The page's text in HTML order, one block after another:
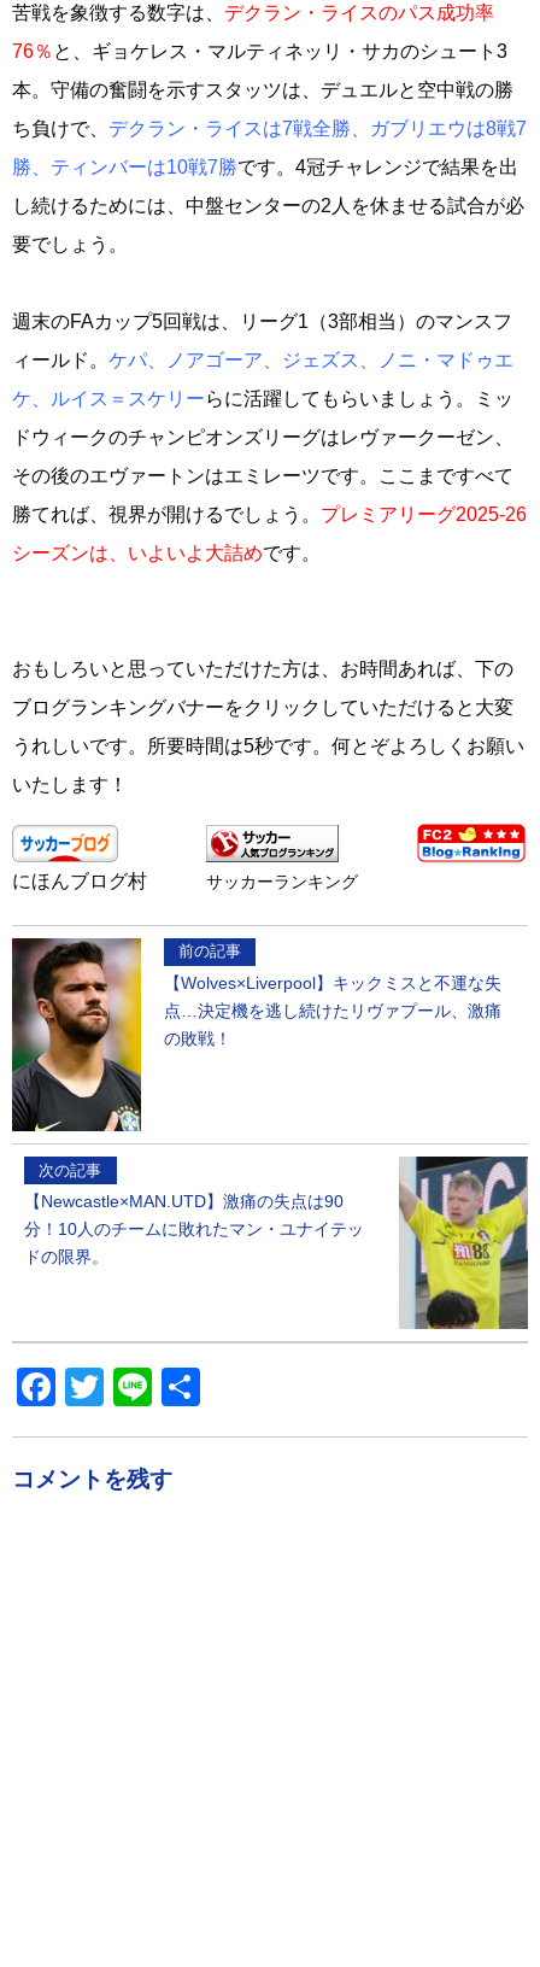
苦戦を象徴する数字は、 デクラン・ライスのパス成功率
76％ と、ギョケレス・マルティネッリ・サカのシュート3
本。守備の奮闘を示すスタッツは、デュエルと空中戦の勝
ち負けで、 デクラン・ライスは7戦全勝、ガブリエウは8戦7
勝、ティンバーは10戦7勝です。4冠チャレンジで結果を出
し続けるためには、中盤センターの2人を休ませる試合が必
要でしょう。
週末のFAカップ5回戦は、リーグ1（3部相当）のマンスフ
ィールド。 ケパ、ノアゴーア、ジェズス、ノニ・マドゥエ
ケ、ルイス＝スケリーらに活躍してもらいましょう。ミッ
ドウィークのチャンピオンズリーグはレヴァークーゼン、
その後のエヴァートンはエミレーツです。ここまですべて
勝てれば、視界が開けるでしょう。 プレミアリーグ2025-26
シーズンは、いよいよ大詰めです。
おもしろいと思っていただけた方は、お時間あれば、下の
ブログランキングバナーをクリックしていただけると大変
うれしいです。所要時間は5秒です。何とぞよろしくお願い
いたします！
にほんブログ村 サッカーランキング
前の記事
【Wolves×Liverpool】キックミスと不運な失
点…決定機を逃し続けたリヴァプール、激痛
の敗戦！
次の記事
【Newcastle×MAN.UTD】激痛の失点は90
分！10人のチームに敗れたマン・ユナイテッ
ドの限界。
Facebook
Twitter
Line
有
コメントを残す